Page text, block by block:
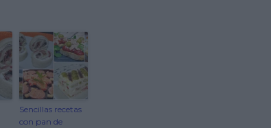
Sencillas recetas
con pan de